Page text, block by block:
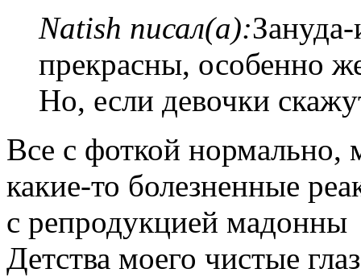
Natish писал(а):
прекрасны, особенно
Но, если девочки
Все с фоткой нормально,
какие-то болезненные
с репродукцией мадонны
Детства моего чистые